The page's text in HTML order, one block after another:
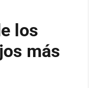
los
más